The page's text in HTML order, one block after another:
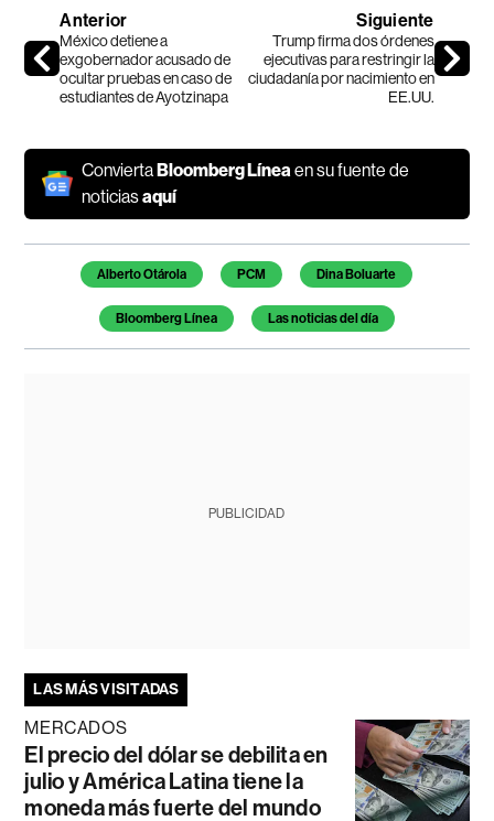
Anterior
México detiene a
exgobernador acusado de
ocultar pruebas en caso de
estudiantes de Ayotzinapa
Siguiente
Trump firma dos órdenes
ejecutivas para restringir la
ciudadanía por nacimiento en
EE.UU.
ConviertaBloomberg Líneaen su fuente de
noticiasaquí
Temas de este artículo
Alberto Otárola PCM Dina Boluarte
Bloomberg Línea Las noticias del día
PUBLICIDAD
LAS MÁS VISITADAS
MERCADOS
El precio del dólar se debilita en
julio y América Latina tiene la
moneda más fuerte del mundo